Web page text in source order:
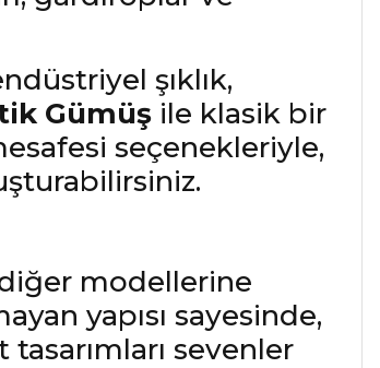
şıklık,
Gümüş ile klasik bir
seçenekleriyle,
modellerine
yapısı sayesinde,
sevenler